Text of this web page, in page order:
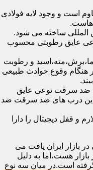
است و وجود لایه فولادی
هاست.
المللی ساخته می شود.
عایق رطوبتی محسوب
و رطوبت
هنگام وقوع حوادث طبیعی
ضد سرقت نوعی عایق
درب های ضد سرقت ضد
و قفل دیجیتال را دارا
بازار ایران یافت می
هست،اما به دلیل
است.در میان سه نوع